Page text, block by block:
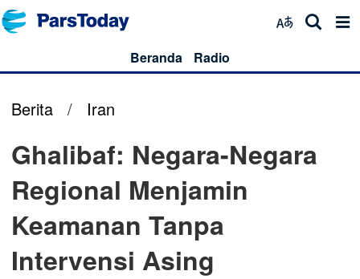
Beranda Radio
Berita / Iran
Ghalibaf: Negara-Negara
Regional Menjamin
Keamanan Tanpa
Intervensi Asing